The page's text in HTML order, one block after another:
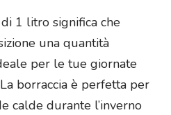
1 litro significa che
una quantità
per le tue giornate
borraccia è perfetta per
calde durante l’inverno